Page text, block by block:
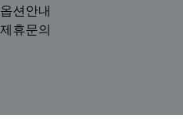
옵션안내
제휴문의